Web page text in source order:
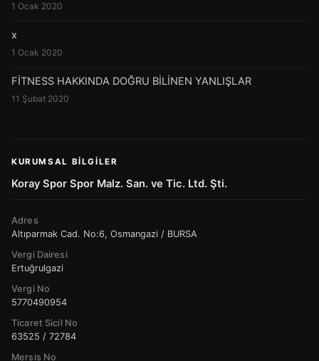
1 Ocak 2020
x
1 Ocak 2020
FİTNESS HAKKINDA DOĞRU BİLİNEN YANLIŞLAR
11 Şubat 2020
KURUMSAL BILGILER
Koray Spor Spor Malz. San. ve Tic. Ltd. Şti.
Adres
Altıparmak Cad. No:6, Osmangazi / BURSA
Vergi Dairesi
Ertuğrulgazi
Vergi No
5770490954
Ticaret Sicil No
63525 / 72784
Mersis No